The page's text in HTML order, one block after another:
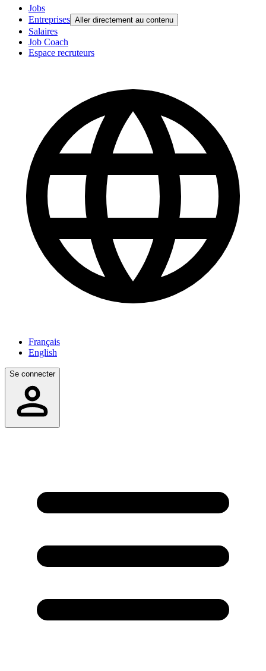
Jobs
Entreprises Aller directement au contenu
Salaires
Job Coach
Espace recruteurs
Français
English
Se connecter